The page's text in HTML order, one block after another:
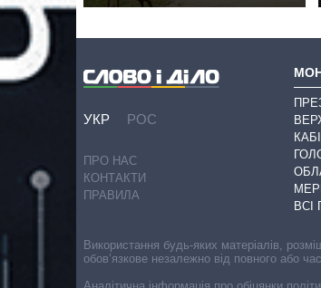
УКР РОС
ПРО НАС
КОНТАКТИ
ПРАВИЛА
ВСІ
Використання будь-яких матеріалів,
обов’язкове незалежно від повного або